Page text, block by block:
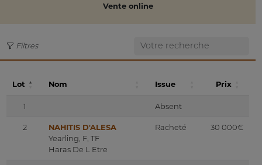
Vente online
Filtres
Lot Nom Issue Prix
1 Absent
2
NAHITIS D'ALESA
Yearling, F, TF
Haras De L Etre
Racheté 30 000€